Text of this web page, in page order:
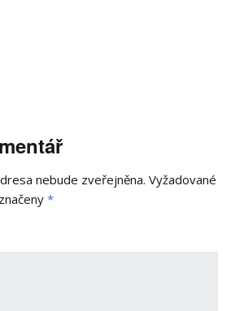
nebude zveřejněna. Vyžadované
*